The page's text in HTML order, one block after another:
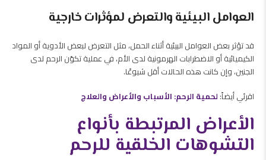
العوامل البيئية والتعرض لمؤثرات خارجية
قد تؤثر بعض العوامل البيئية أثناء الحمل، مثل التعرض لبعض الأدوية أو المواد
الكيميائية أو الاضطرابات الهرمونية لدى الأم، في عملية تكوّن الرحم لدى
الجنين، وإن كانت هذه الحالات أقل شيوعًا.
اقرئي أيضاً: لحمية الرحم: الأسباب والأعراض والعلاج
الأعراض المرتبطة بأنواع
التشوهات الخلقية للرحم